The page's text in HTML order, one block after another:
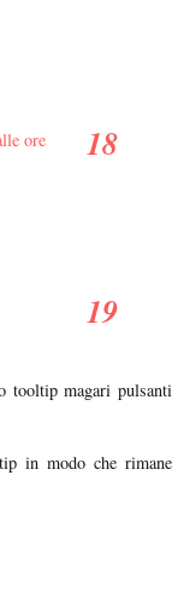
ore
tooltip magari pulsanti
in modo che rimane